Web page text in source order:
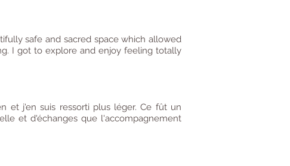
safe and sacred space which allowed
I got to explore and enjoy feeling totally
et j'en suis ressorti plus léger. Ce fût un
et d'échanges que l'accompagnement